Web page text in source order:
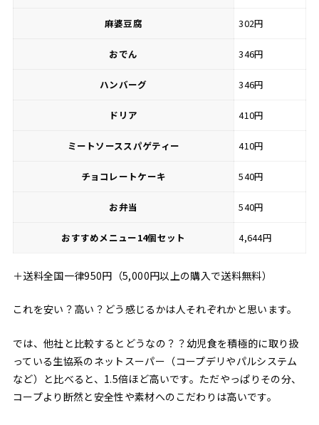
麻婆豆腐 302円
おでん 346円
ハンバーグ 346円
ドリア 410円
ミートソーススパゲティー 410円
チョコレートケーキ 540円
お弁当 540円
おすすめメニュー14個セット 4,644円
＋送料全国一律950円（5,000円以上の購入で送料無料）
これを安い？高い？どう感じるかは人それぞれかと思います。
では、他社と比較するとどうなの？？幼児食を積極的に取り扱
っている生協系のネットスーパー（コープデリやパルシステム
など）と比べると、1.5倍ほど高いです。ただやっぱりその分、
コープより断然と安全性や素材へのこだわりは高いです。